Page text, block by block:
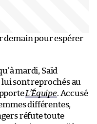
demain pour espérer
mardi, Saïd
lui sont reprochés au
L’Équipe. Accusé
différentes,
réfute toute